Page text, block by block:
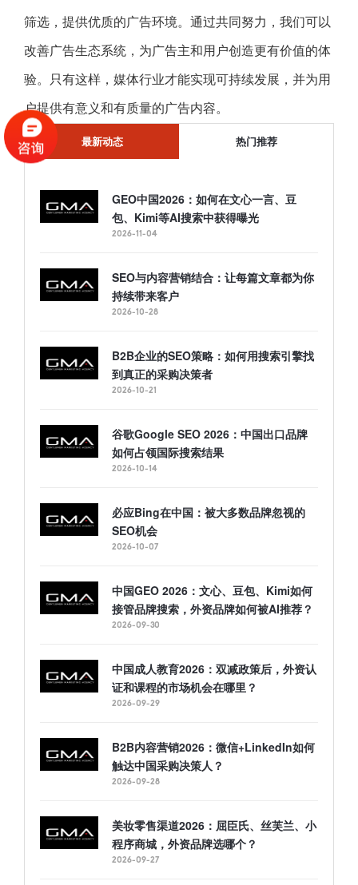
筛选，提供优质的广告环境。通过共同努力，我们可以
改善广告生态系统，为广告主和用户创造更有价值的体
验。只有这样，媒体行业才能实现可持续发展，并为用
户提供有意义和有质量的广告内容。
最新动态 热门推荐
GEO中国2026：如何在文心一言、豆
包、Kimi等AI搜索中获得曝光
2026-11-04
SEO与内容营销结合：让每篇文章都为你
持续带来客户
2026-10-28
B2B企业的SEO策略：如何用搜索引擎找
到真正的采购决策者
2026-10-21
谷歌Google SEO 2026：中国出口品牌
如何占领国际搜索结果
2026-10-14
必应Bing在中国：被大多数品牌忽视的
SEO机会
2026-10-07
中国GEO 2026：文心、豆包、Kimi如何
接管品牌搜索，外资品牌如何被AI推荐？
2026-09-30
中国成人教育2026：双减政策后，外资认
证和课程的市场机会在哪里？
2026-09-29
B2B内容营销2026：微信+LinkedIn如何
触达中国采购决策人？
2026-09-28
美妆零售渠道2026：屈臣氏、丝芙兰、小
程序商城，外资品牌选哪个？
2026-09-27